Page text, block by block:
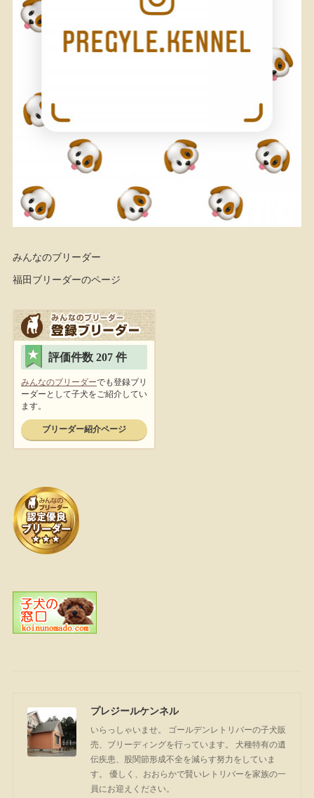
みんなのブリーダー
福田ブリーダーのページ
プレジールケンネル
いらっしゃいませ。 ゴールデンレトリバーの子犬販
売、ブリーディングを行っています。 犬種特有の遺
伝疾患、股関節形成不全を減らす努力をしていま
す。 優しく、おおらかで賢いレトリバーを家族の一
員にお迎えください。